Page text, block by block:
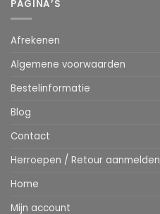
PAGINA’S
Afrekenen
Algemene voorwaarden
Bestelinformatie
Blog
Contact
Herroepen / Retour aanmelden
Home
Mijn account